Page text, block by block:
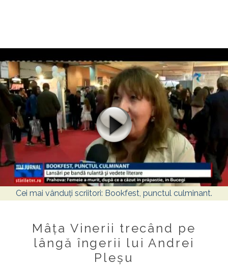
Cei mai vânduți scriitori: Bookfest, punctul culminant.
Mâța Vinerii trecând pe
lângă îngerii lui Andrei
Pleșu